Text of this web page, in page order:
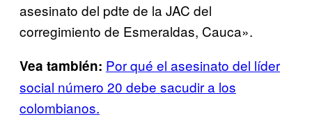
asesinato del pdte de la JAC del
corregimiento de Esmeraldas, Cauca».
Vea también: Por qué el asesinato del líder
social número 20 debe sacudir a los
colombianos.